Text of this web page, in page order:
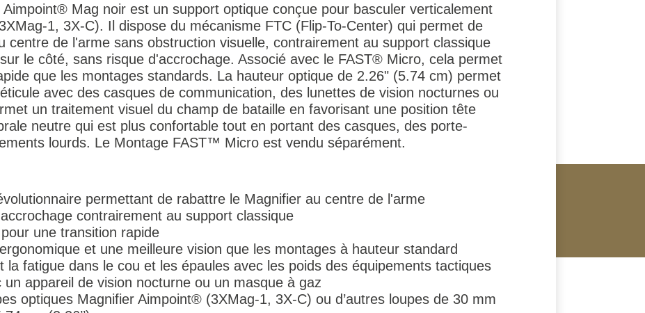
Mag noir est un support optique conçue pour basculer verticalement
1, 3X-C). Il dispose du mécanisme FTC (Flip-To-Center) qui permet de
centre de l'arme sans obstruction visuelle, contrairement au support classique
le côté, sans risque d'accrochage. Associé avec le FAST® Micro, cela permet
que les montages standards. La hauteur optique de 2.26" (5.74 cm) permet
avec des casques de communication, des lunettes de vision nocturnes ou
un traitement visuel du champ de bataille en favorisant une position tête
neutre qui est plus confortable tout en portant des casques, des porte-
lourds. Le Montage FAST™ Micro est vendu séparément.
permettant de rabattre le Magnifier au centre de l'arme
contrairement au support classique
une transition rapide
et une meilleure vision que les montages à hauteur standard
la fatigue dans le cou et les épaules avec les poids des équipements tactiques
un appareil de vision nocturne ou un masque à gaz
optiques Magnifier Aimpoint® (3XMag-1, 3X-C) ou d’autres loupes de 30 mm